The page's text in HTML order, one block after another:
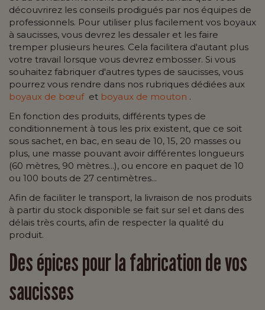
découvrirez les conseils prodigués par nos équipes de
professionnels. Pour utiliser plus facilement vos boyaux
à saucisses, vous devrez les dessaler et les faire
tremper plusieurs heures. Cela facilitera d'autant plus
votre travail lorsque vous devrez embosser. Si vous
souhaitez fabriquer d'autres types de saucisses, vous
pourrez vous rendre dans nos rubriques dédiées aux
boyaux de bœufet boyaux de mouton .
En fonction des produits, différents types de
conditionnement à tous les prix existent, que ce soit
sous sachet, en bac, en seau de 10, 15, 20 masses ou
plus, une masse pouvant avoir différentes longueurs
(60 mètres, 90 mètres...), ou encore en paquet de 10
ou 100 bouts de 27 centimètres...
Afin de faciliter le transport, la livraison de nos produits
à partir du stock disponible se fait sur sel et dans des
délais très courts, afin de respecter la qualité du
produit.
Des épices pour la fabrication de vos
saucisses